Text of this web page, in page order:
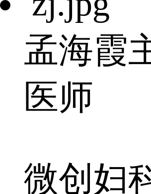
孟海霞
医师
微创妇